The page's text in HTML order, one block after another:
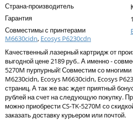
Sharp
Toshiba
Xerox
Для франкировальной
Ленточные картриджи
Тонер и девелопер
Страна-производитель
Гарантия
Совместимы с принтерами
M6630cidn, Ecosys P6230cdn
Качественный лазерный картридж от
выгодной цене 2189 руб.. А именно -
5270M пурпурный! Совместим со
M6230cidn, Ecosys M6630cidn, Ecosys
страниц. А так же вас ждет приятный
рублей на счет на следующую покупку.
можно приобрести CS-TK-5270M со
заказать доставку курьером или почтой.